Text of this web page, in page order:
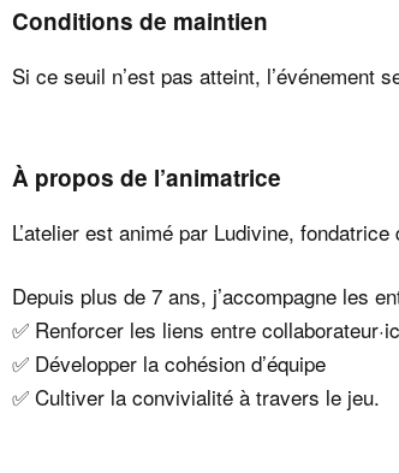
Conditions de maintien
Si ce seuil n’est pas atteint, l’événement
À propos de l’animatrice
L’atelier est animé par Ludivine,
Depuis plus de 7 ans, j’accompagne les
✅ Renforcer les liens entre
✅ Développer la cohésion d’équipe
✅ Cultiver la convivialité à travers le jeu.